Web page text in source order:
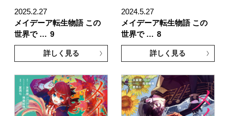
2025.2.27
メイデーア転生物語 この
世界で … 9
詳しく見る
2024.5.27
メイデーア転生物語 この
世界で … 8
詳しく見る